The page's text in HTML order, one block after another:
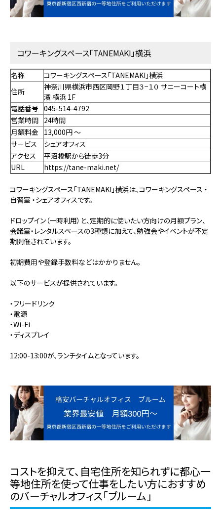
コワーキングスペース「TANEMAKI」横浜
名称
コワーキングスペース「TANEMAKI」横浜
住所
神奈川県横浜市西区岡野１丁目３−１０ サニーコート横
濱 横浜 1F
電話番号 045-514-4792
営業時間 24時間
月額料金
13,000円 〜
サービス
シェアオフィス
アクセス
平沼橋駅から徒歩3分
URL
https://tane-maki.net/
コワーキングスペース「TANEMAKI」横浜は、コワーキングスペース ・
自習室 ・シェアオフィスです。
ドロップイン（一時利用）と、定期的に使いたい方向けの月額プラン、
会議室・レンタルスペースの3種類に加えて、勉強会やイベントが不定
期開催されています。
初期費用や登録手数料などはかかりません。
以下のサービスが提供されています。
・フリードリンク
・電源
・Wi-Fi
・ディスプレイ
12:00-13:00が、ランチタイムとなっています。
コストを抑えて、自宅住所を知られずに都心一
等地住所を使って仕事をしたい方におすすめ
のバーチャルオフィス「ブルーム」